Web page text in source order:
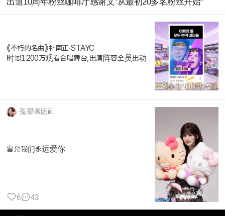
《不朽的名曲》朴南正·STAYC
时恩1200万观看合唱舞台,出演阵容全员出动
菟晕雪痣iiil
雪允我们永远爱你
6 43